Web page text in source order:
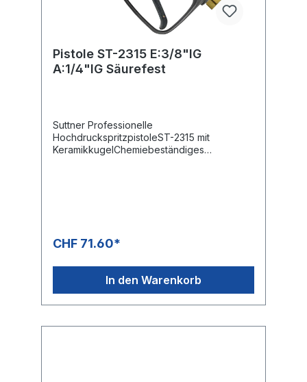
Pistole ST-2315 E:3/8"IG
A:1/4"IG Säurefest
Suttner Professionelle
HochdruckspritzpistoleST-2315 mit
KeramikkugelChemiebeständiges
CHF 71.60*
In den Warenkorb